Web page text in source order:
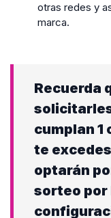
otras redes y
marca.
Recuerda
cumplan 1
te
optarán
sorteo por